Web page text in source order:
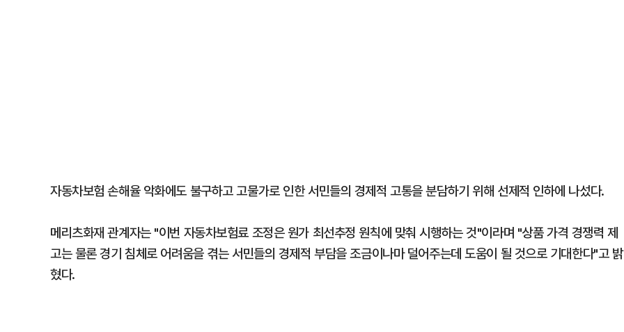
자동차보험 손해율 악화에도 불구하고 고물가로 인한 서민들의 경제적 고통을 분담하기 위해 선제적 인하에 나섰다.
메리츠화재 관계자는 "이번 자동차보험료 조정은 원가 최선추정 원칙에 맞춰 시행하는 것"이라며 "상품 가격 경쟁력 제
고는 물론 경기 침체로 어려움을 겪는 서민들의 경제적 부담을 조금이나마 덜어주는데 도움이 될 것으로 기대한다"고 밝
혔다.